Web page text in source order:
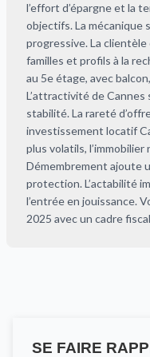
l’effort d’épargne et la
objectifs. La mécanique
progressive. La
familles et profils à la
au 5e étage, avec
L’attractivité de
stabilité. La rareté
investissement locatif
plus volatils,
Démembrement ajoute
protection. L’actabilité
l’entrée en jouissance.
2025 avec un cadre
SE FAIRE